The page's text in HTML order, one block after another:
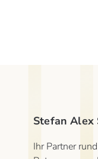
Stefan Alex
Ihr Partner